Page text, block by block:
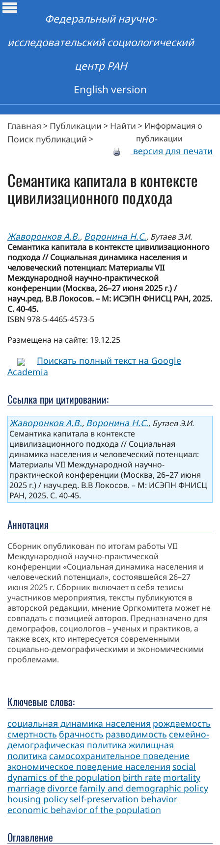
Федеральный научно-
исследовательский социологический
центр РАН
English version
Главная > Публикации > Найти >
Поиск публикаций >
Информация о
публикации
версия для печати
Семантика капитала в контексте
цивилизационного подхода
Жаворонков А.В., Воронина Н.С., Бутаев Э.И.
Семантика капитала в контексте цивилизационного
подхода // Социальная динамика населения и
человеческий потенциал: Материалы VII
Международной научно-практической
конференции (Москва, 26–27 июня 2025 г.) /
науч.ред. В.В Локосов. – М: ИСЭПН ФНИСЦ РАН, 2025.
С. 40-45.
ISBN 978-5-4465-4573-5
Размещена на сайте: 19.12.25
Поискать полный текст на Google
Academia
Ссылка при цитировании:
Жаворонков А.В., Воронина Н.С., Бутаев Э.И.
Семантика капитала в контексте
цивилизационного подхода // Социальная
динамика населения и человеческий потенциал:
Материалы VII Международной научно-
практической конференции (Москва, 26–27 июня
2025 г.) / науч.ред. В.В Локосов. – М: ИСЭПН ФНИСЦ
РАН, 2025. С. 40-45.
Аннотация
Сборник опубликован по итогам работы VII
Международной научно-практической
конференции «Социальная динамика населения и
человеческий потенциал», состоявшейся 26–27
июня 2025 г. Сборник включает в себя тезисы
участников мероприятия, тексты публикуются в
авторской редакции, мнение Оргкомитета может не
совпадать с позицией авторов. Предназначено для
демографов, социологов – ученых и практиков, а
также всех, кто интересуется современными
социально-демографическими и экономическими
проблемами.
Ключевые слова:
социальная динамика населения рождаемость
смертность брачность разводимость семейно-
демографическая политика жилищная
политика самосохранительное поведение
экономическое поведение населения social
dynamics of the population birth rate mortality
marriage divorce family and demographic policy
housing policy self-preservation behavior
economic behavior of the population
Оглавление